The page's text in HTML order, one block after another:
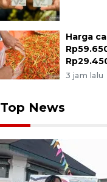
Harga
3 jam lalu
Top News